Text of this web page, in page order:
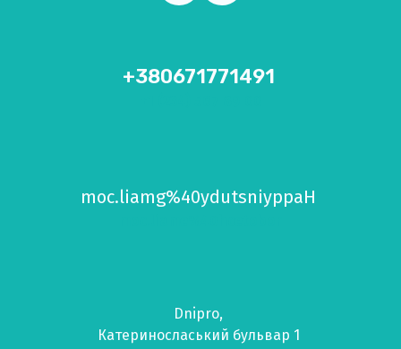
+380671771491
moc.liamg%40ydutsniyppaH
Dnipro,
Катериносласький бульвар 1